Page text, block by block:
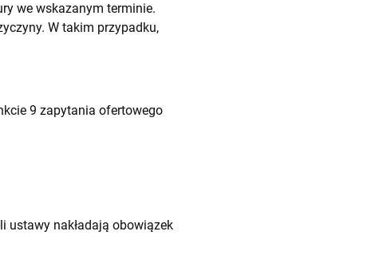
we wskazanym terminie.
W takim przypadku,
9 zapytania ofertowego
ustawy nakładają obowiązek